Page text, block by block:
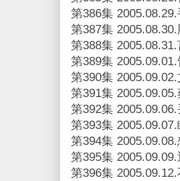
第386集
第387集
第388集
第389集
第390集 2005.09.02.
第391集
第392集
第393集
第394集
第395集
第396集